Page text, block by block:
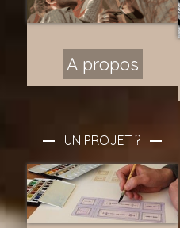
A propos
UN PROJET ?